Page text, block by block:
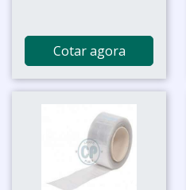
Cotar agora